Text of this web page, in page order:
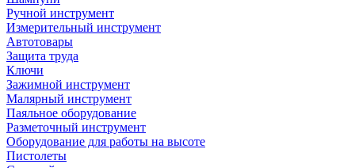
Ручной инструмент
Измерительный инструмент
Автотовары
Защита труда
Ключи
Зажимной инструмент
Малярный инструмент
Паяльное оборудование
Разметочный инструмент
Оборудование для работы на высоте
Пистолеты